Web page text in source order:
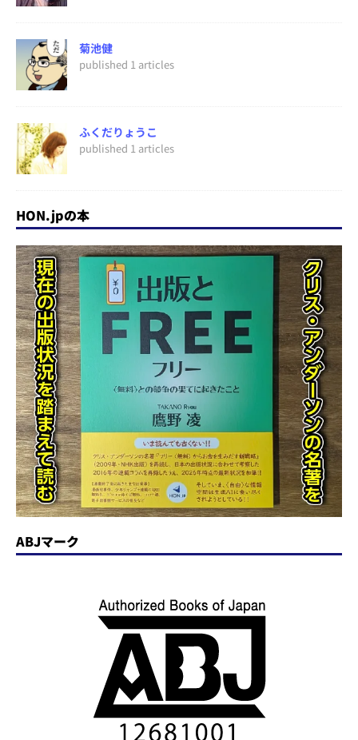
菊池健
published 1 articles
ふくだりょうこ
published 1 articles
HON.jpの本
ABJマーク